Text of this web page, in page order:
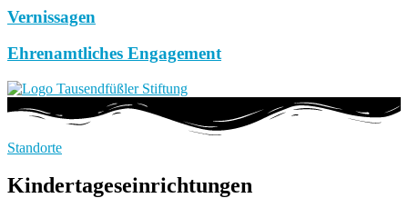
Vernissagen
Ehrenamtliches Engagement
Standorte
Kindertageseinrichtungen